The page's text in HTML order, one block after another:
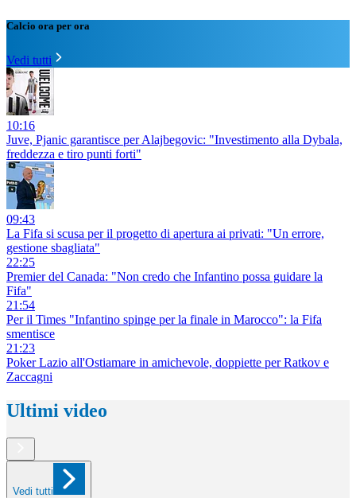
Calcio ora per ora
Vedi tutti
10:16
Juve, Pjanic garantisce per Alajbegovic: "Investimento alla Dybala,
freddezza e tiro punti forti"
09:43
La Fifa si scusa per il progetto di apertura ai privati: "Un errore,
gestione sbagliata"
22:25
Premier del Canada: "Non credo che Infantino possa guidare la
Fifa"
21:54
Per il Times "Infantino spinge per la finale in Marocco": la Fifa
smentisce
21:23
Poker Lazio all'Ostiamare in amichevole, doppiette per Ratkov e
Zaccagni
Ultimi video
Vedi tutti